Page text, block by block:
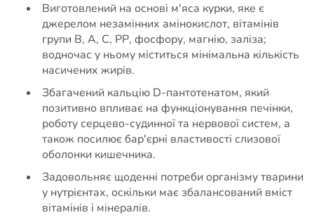
Виготовлений на основі м'яса курки, яке є
джерелом незамінних амінокислот, вітамінів
групи В, А, С, РР, фосфору, магнію, заліза;
водночас у ньому міститься мінімальна кількість
насичених жирів.
Збагачений кальцію D-пантотенатом, який
позитивно впливає на функціонування печінки,
роботу серцево-судинної та нервової систем, а
також посилює бар'єрні властивості слизової
оболонки кишечника.
Задовольняє щоденні потреби організму тварини
у нутрієнтах, оскільки має збалансований вміст
вітамінів і мінералів.